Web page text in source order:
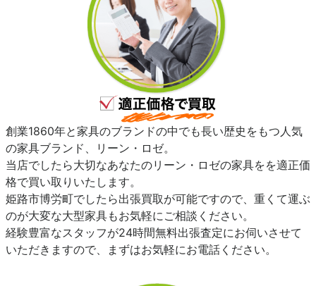
創業1860年と家具のブランドの中でも長い歴史をもつ人気
の家具ブランド、リーン・ロゼ。
当店でしたら大切なあなたのリーン・ロゼの家具をを適正価
格で買い取りいたします。
姫路市博労町でしたら出張買取が可能ですので、重くて運ぶ
のが大変な大型家具もお気軽にご相談ください。
経験豊富なスタッフが24時間無料出張査定にお伺いさせて
いただきますので、まずはお気軽にお電話ください。